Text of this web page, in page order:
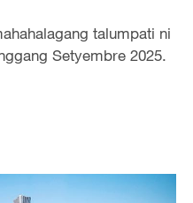
talumpati ni
Setyembre 2025.